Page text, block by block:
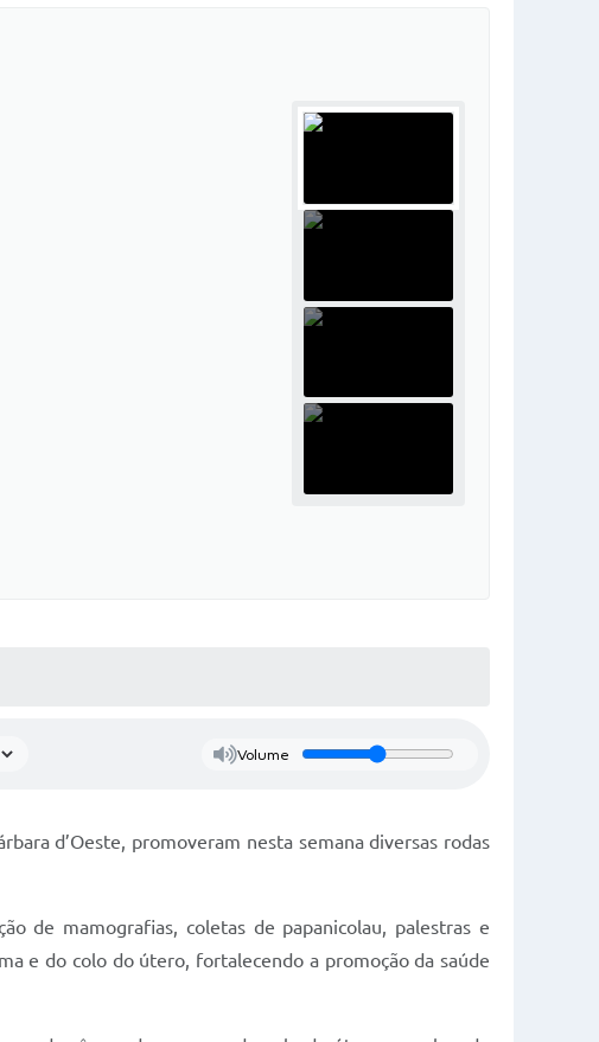
Volume
d’Oeste, promoveram nesta semana diversas rodas
de mamografias, coletas de papanicolau, palestras e
e do colo do útero, fortalecendo a promoção da saúde